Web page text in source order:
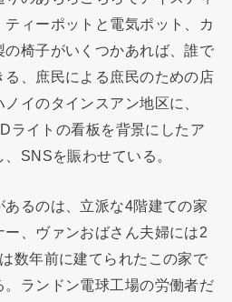
ィーポットと電気ポット、カ
椅子がいくつかあれば、誰で
る、庶民による庶民のための店
イのタインスアン地区に、
ライトの看板を背景にしたア
SNSを賑わせている。
あるのは、立派な4階建ての家
、ヴァンおばさん夫婦には2
数年前に建てられたこの家で
ランドン電球工場の労働者だ